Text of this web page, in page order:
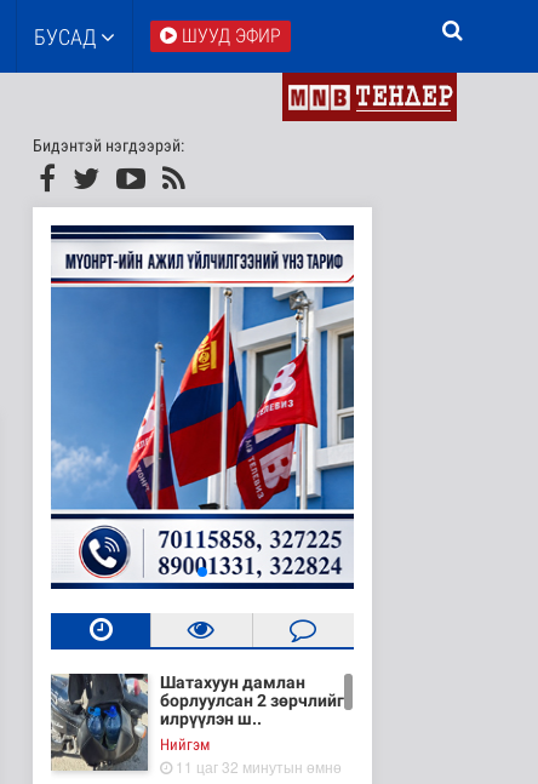
БУСАД ШУУД ЭФИР
Бидэнтэй нэгдээрэй:
Шатахуун дамлан
борлуулсан 2 зөрчлийг
илрүүлэн ш..
Нийгэм
11 цаг 32 минутын өмнө